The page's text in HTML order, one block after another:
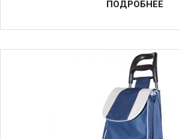
ПОДРОБНЕЕ